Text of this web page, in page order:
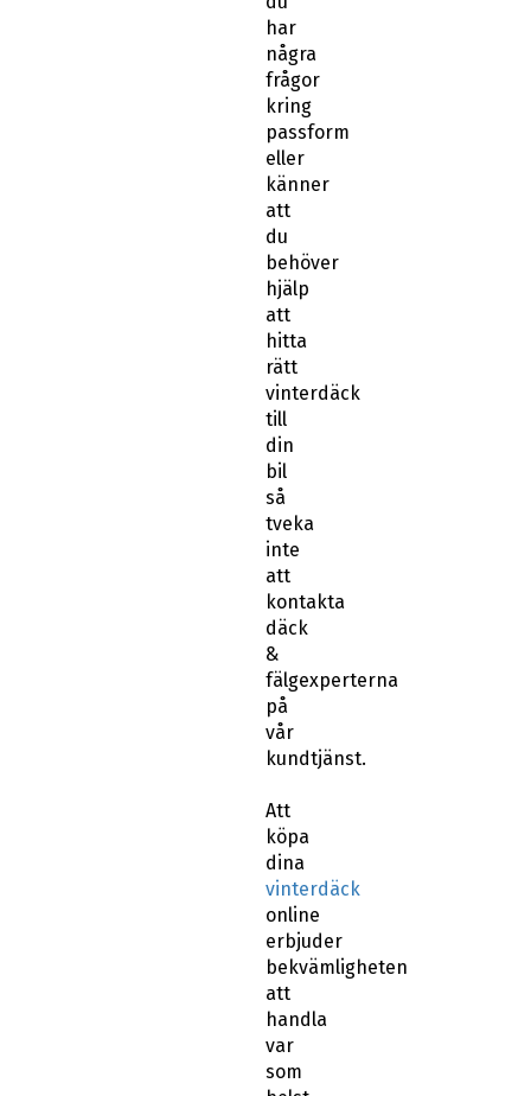
har
några
frågor
kring
passform
eller
känner
att
du
behöver
hjälp
att
hitta
rätt
vinterdäck
till
din
bil
så
tveka
inte
att
kontakta
däck
&
fälgexperterna
på
vår
kundtjänst.
Att
köpa
dina
vinterdäck
online
erbjuder
bekvämligheten
att
handla
var
som